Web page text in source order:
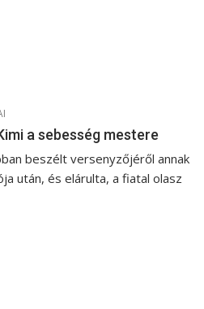
a sebesség mestere
beszélt versenyzőjéről annak
után, és elárulta, a fiatal olasz